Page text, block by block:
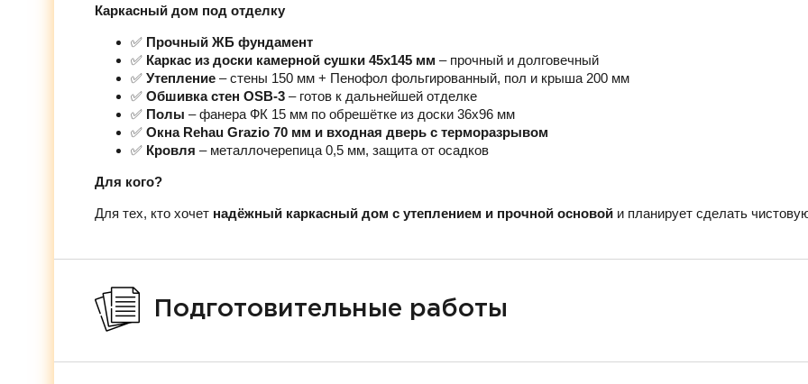
Каркасный дом под отделку
✅ Прочный ЖБ фундамент
✅ Каркас из доски камерной сушки 45х145 мм – прочный и долговечный
✅ Утепление – стены 150 мм + Пенофол фольгированный, пол и крыша 200 мм
✅ Обшивка стен OSB-3 – готов к дальнейшей отделке
✅ Полы – фанера ФК 15 мм по обрешётке из доски 36х96 мм
✅ Окна Rehau Grazio 70 мм и входная дверь с терморазрывом
✅ Кровля – металлочерепица 0,5 мм, защита от осадков
Для кого?
Для тех, кто хочет надёжный каркасный дом с утеплением и прочной основой и планирует сделать
Подготовительные работы